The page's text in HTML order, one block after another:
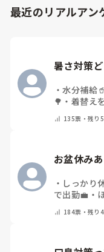
最近のリアルアン
暑さ対策
・水分補給🥤
🌳 ・ 着替え
135票・残り
お盆休み
・ しっかり
で出勤💼 ・
184票・残り